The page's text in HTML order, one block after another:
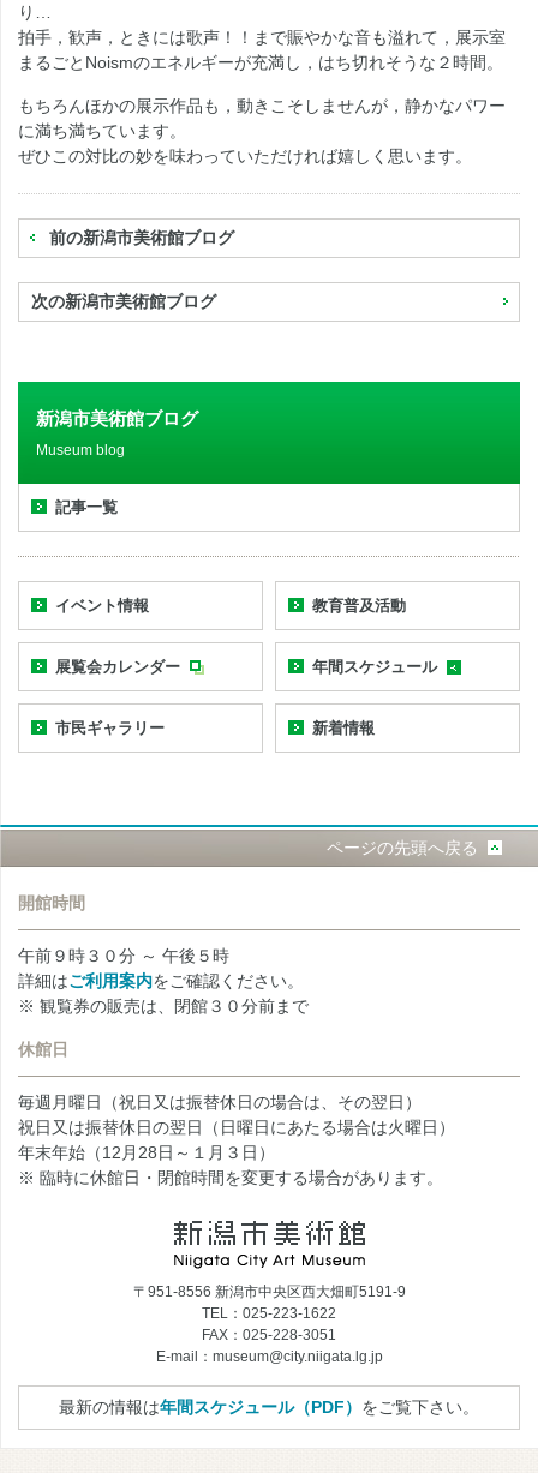
り…
拍手，歓声，ときには歌声！！まで賑やかな音も溢れて，展示室
まるごとNoismのエネルギーが充満し，はち切れそうな２時間。
もちろんほかの展示作品も，動きこそしませんが，静かなパワー
に満ち満ちています。
ぜひこの対比の妙を味わっていただければ嬉しく思います。
前の新潟市美術館ブログ
次の新潟市美術館ブログ
新潟市美術館ブログ
Museum blog
記事一覧
イベント情報 教育普及活動
展覧会カレンダー 年間スケジュール
市民ギャラリー 新着情報
ページの先頭へ戻る
開館時間
午前９時３０分 ～ 午後５時
詳細はご利用案内をご確認ください。
※ 観覧券の販売は、閉館３０分前まで
休館日
毎週月曜日（祝日又は振替休日の場合は、その翌日）
祝日又は振替休日の翌日（日曜日にあたる場合は火曜日）
年末年始（12月28日～１月３日）
※ 臨時に休館日・閉館時間を変更する場合があります。
〒951-8556 新潟市中央区西大畑町5191-9
TEL：025-223-1622
FAX：025-228-3051
E-mail：museum@city.niigata.lg.jp
最新の情報は年間スケジュール（PDF） をご覧下さい。